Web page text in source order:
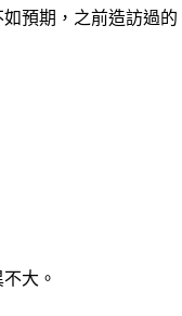
預期，之前造訪過的
大。